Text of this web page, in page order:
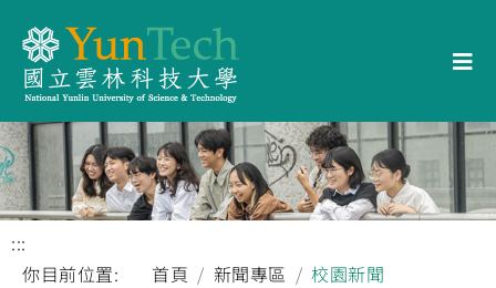
:::
你目前位置:
首頁 新聞專區 校園新聞